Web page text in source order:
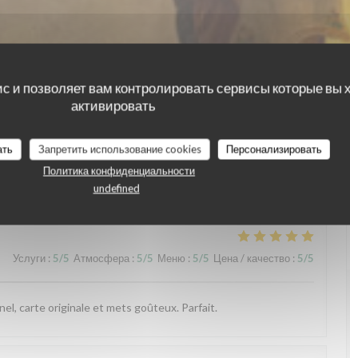
и позволяет вам контролировать сервисы которые вы
активировать
Запретить использование cookies
Персонализировать
Политика конфиденциальности
undefined
Услуги : 5/5 Атмосфера : 5/5 Меню : 5/5 Цена / качество : 5/5
carte originale et mets goûteux. Parfait.